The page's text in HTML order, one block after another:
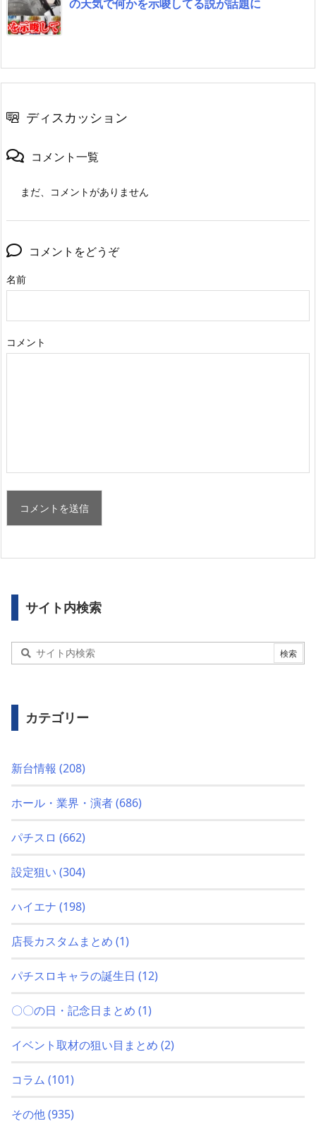
の天気で何かを示唆してる説が話題に
ディスカッション
コメント一覧
まだ、コメントがありません
コメントをどうぞ
名前
コメント
サイト内検索
カテゴリー
新台情報 (208)
ホール・業界・演者(686)
パチスロ (662)
設定狙い (304)
ハイエナ (198)
店長カスタムまとめ (1)
パチスロキャラの誕生日 (12)
〇〇の日・記念日まとめ (1)
イベント取材の狙い目まとめ (2)
コラム (101)
その他(935)